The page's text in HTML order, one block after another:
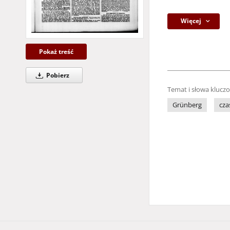
Pokaż treść
Pobierz
Więcej
Temat i słowa
Grünberg